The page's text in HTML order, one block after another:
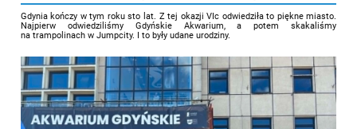
Gdynia kończy w tym roku sto lat. Z tej okazji VIc odwiedziła to piękne miasto.
Najpierw odwiedziliśmy Gdyńskie Akwarium, a potem skakaliśmy
na trampolinach w Jumpcity. I to były udane urodziny.